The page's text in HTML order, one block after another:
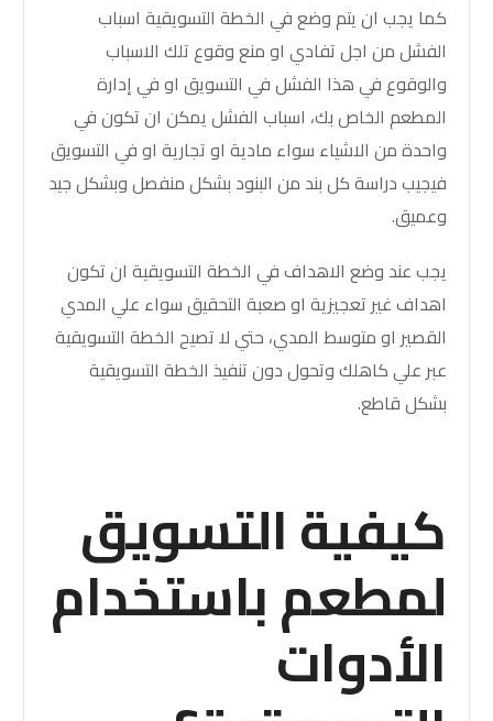
كما يجب ان يتم وضع في الخطة التسويقية اسباب
الفشل من اجل تفادي او منع وقوع تلك الاسباب
والوقوع في هذا الفشل في التسويق او في إدارة
المطعم الخاص بك، اسباب الفشل يمكن ان تكون في
واحدة من الاشياء سواء مادية او تجارية او في التسويق
فيجيب دراسة كل بند من البنود بشكل منفصل وبشكل جيد
وعميق.
يجب عند وضع الاهداف في الخطة التسويقية ان تكون
اهداف غير تعجيزية او صعبة التحقيق سواء علي المدي
القصير او متوسط المدي، حتي لا تصيح الخطة التسويقية
عبر علي كاهلك وتحول دون تنفيذ الخطة التسويقية
بشكل قاطع.
كيفية التسويق
لمطعم باستخدام
الأدوات